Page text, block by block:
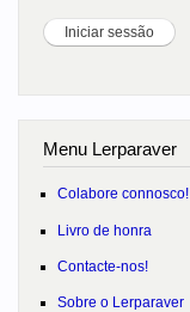
Menu Lerparaver
Colabore connosco!
Livro de honra
Contacte-nos!
Sobre o Lerparaver